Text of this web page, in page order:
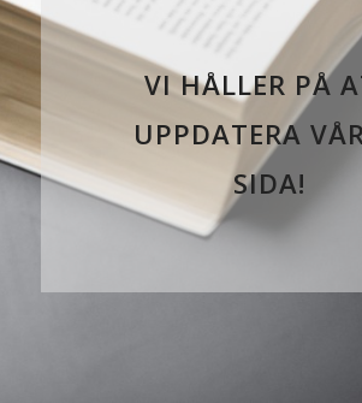
VI HÅLLER PÅ
UPPDATERA
SIDA!